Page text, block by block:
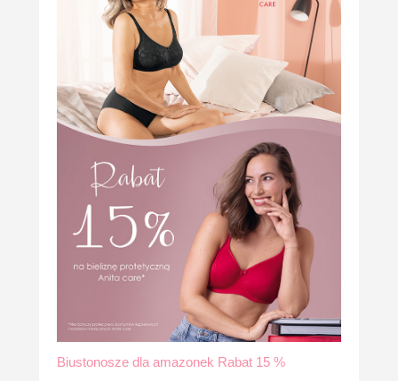
Biustonosze dla amazonek Rabat 15 %